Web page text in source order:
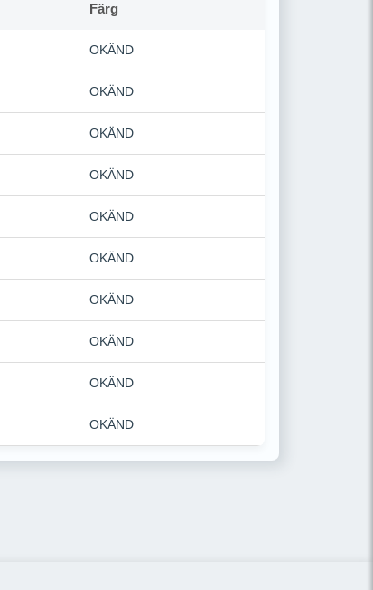
Färg
OKÄND
OKÄND
OKÄND
OKÄND
OKÄND
OKÄND
OKÄND
OKÄND
OKÄND
OKÄND